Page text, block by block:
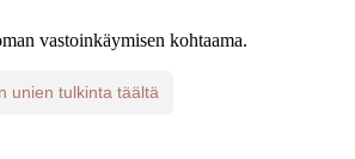
vastoinkäymisen kohtaama.
unien tulkinta täältä